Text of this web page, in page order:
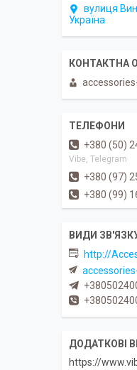
вулиця
Україна
+380 (50)
Vibe, Telegram
+380 (97)
+380 (99)
https://